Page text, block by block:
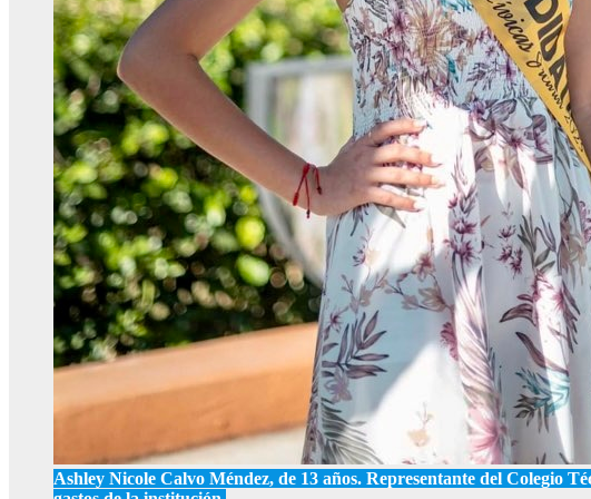
Ashley Nicole Calvo Méndez, de 13 años. Representante del Colegio